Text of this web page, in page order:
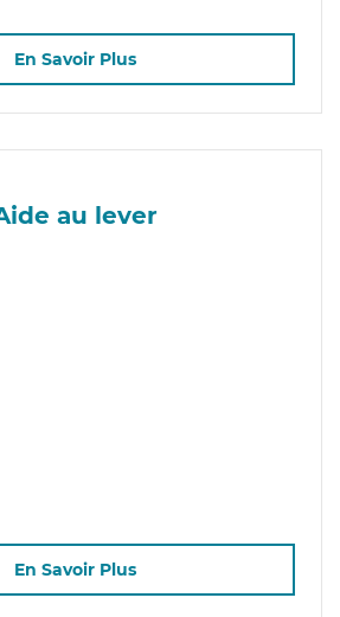
En Savoir Plus
au lever
En Savoir Plus